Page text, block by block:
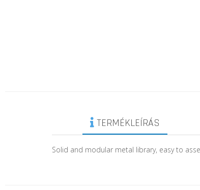
TERMÉKLEÍRÁS
Solid and modular metal library, easy to